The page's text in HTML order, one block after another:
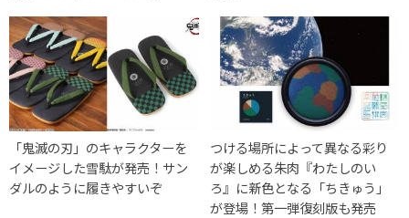
「鬼滅の刃」のキャラクターを
イメージした雪駄が発売！サン
ダルのように履きやすいぞ
つける場所によって異なる彩り
が楽しめる朱肉『わたしのい
ろ』に新色となる「ちきゅう」
が登場！第一弾復刻版も発売